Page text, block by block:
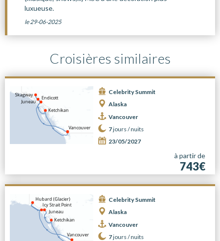
luxueuse.
le 29-06-2025
Croisières similaires
Celebrity Summit
Alaska
Vancouver
7jours /nuits
23/05/2027
à partir de
743€
Celebrity Summit
Alaska
Vancouver
7jours /nuits